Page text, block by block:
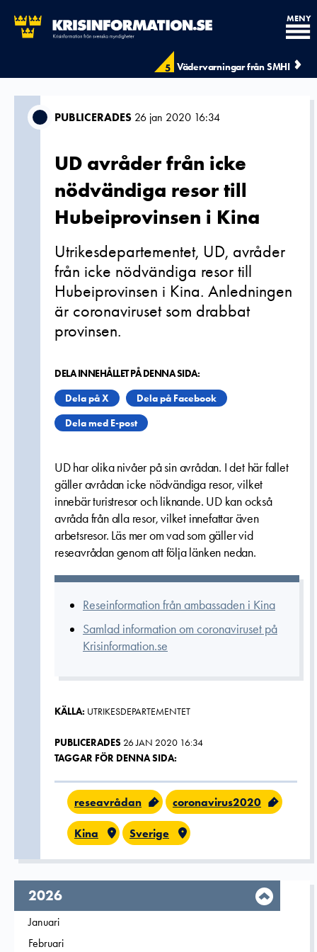
5 Vädervarningar från SMHI
MENY
PUBLICERADES 26 jan 2020 16:34
UD avråder från icke
nödvändiga resor till
Hubeiprovinsen i Kina
Utrikesdepartementet, UD, avråder
från icke nödvändiga resor till
Hubeiprovinsen i Kina. Anledningen
är coronaviruset som drabbat
provinsen.
DELA INNEHÅLLET PÅ DENNA SIDA:
Dela på X
Dela på Facebook
Dela med E-post
UD har olika nivåer på sin avrådan. I det här fallet
gäller avrådan icke nödvändiga resor, vilket
innebär turistresor och liknande. UD kan också
avråda från alla resor, vilket innefattar även
arbetsresor. Läs mer om vad som gäller vid
reseavrådan genom att följa länken nedan.
Reseinformation från ambassaden i Kina
Samlad information om coronaviruset på
Krisinformation.se
KÄLLA: UTRIKESDEPARTEMENTET
PUBLICERADES 26 JAN 2020 16:34
TAGGAR FÖR DENNA SIDA:
reseavrådan coronavirus2020
Kina Sverige
År,
2026
Filtrera på
Januari
Filtrera på
Februari